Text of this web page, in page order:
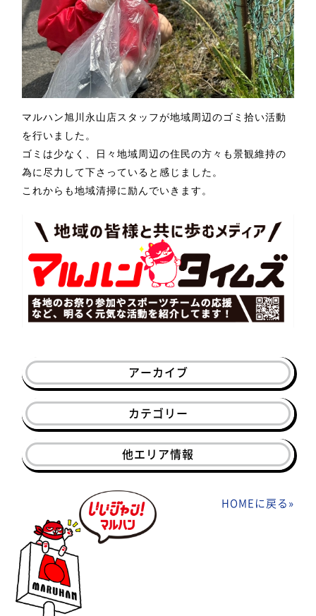
マルハン旭川永山店スタッフが地域周辺のゴミ拾い活動
を行いました。
ゴミは少なく、
日々地域周辺の住民の方々も景観維持の
為に 尽力して下さっていると感じました。
これからも地域清掃に励んでいきます。
アーカイブ
カテゴリー
他エリア情報
HOMEに戻る»